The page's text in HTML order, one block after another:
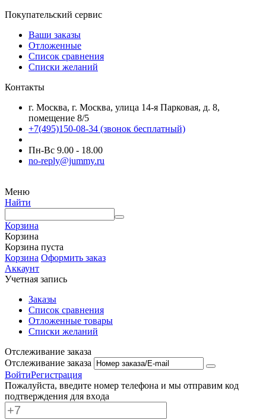
Покупательский сервис
Ваши заказы
Отложенные
Список сравнения
Списки желаний
Контакты
г. Москва, г. Москва, улица 14-я Парковая, д. 8,
помещение 8/5
+7(495)150-08-34 (звонок бесплатный)
Пн-Вс 9.00 - 18.00
no-reply@jummy.ru
Меню
Найти
Корзина
Корзина
Корзина пуста
Корзина Оформить заказ
Аккаунт
Учетная запись
Заказы
Список сравнения
Отложенные товары
Списки желаний
Отслеживание заказа
Отслеживание заказа
ВойтиРегистрация
Пожалуйста, введите номер телефона и мы отправим код
подтверждения для входа